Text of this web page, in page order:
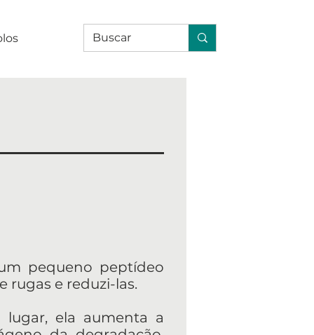
pequeno peptídeo
rugas e reduzi-las.
ela aumenta a